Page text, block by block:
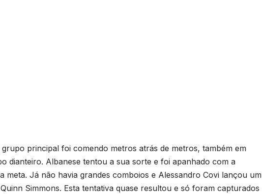
principal foi comendo metros atrás de metros, também em
dianteiro. Albanese tentou a sua sorte e foi apanhado com a
meta. Já não havia grandes comboios e Alessandro Covi lançou um
Simmons. Esta tentativa quase resultou e só foram capturados